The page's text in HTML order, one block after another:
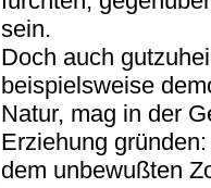
sein.
Doch auch
beispielsweise
Natur, mag in der
Erziehung
dem unbewußten